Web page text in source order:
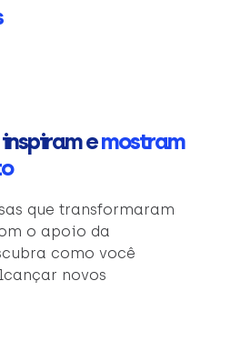
emostram
que transformaram
o apoio da
como você
novos